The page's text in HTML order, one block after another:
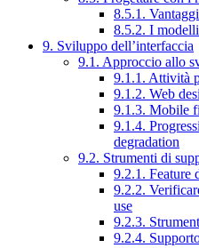
8.5.1.
8.5.2. I
9. Sviluppo dell’interfaccia
9.1. Approccio allo
9.1.1. Attività
9.1.2. Web
9.1.3. Mobile
9.1.4.
degradation
9.2. Strumenti di
9.2.1. Feature
9.2.2.
use
9.2.3.
9.2.4.